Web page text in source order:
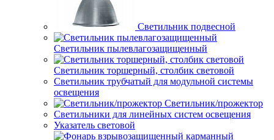
Светильник подвесной
Светильник пылевлагозащищенный
Светильник торшерный, столбик световой
Светильник трубчатый для модульной системы
освещения
Светильник/прожектор
Светильники для линейных систем освещения
Указатель световой